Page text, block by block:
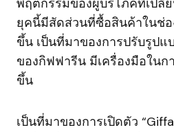
พฤติกรรมของผู้บริโภคที่เปลี่
ยุคนี้มีสัดส่วนที่ซื้อสินค้าในช่อ
ขึ้น เป็นที่มาของการปรับรูป
ของกิฟฟารีน มีเครื่องมือในก
ขึ้น
เป็นที่มาของการเปิดตัว